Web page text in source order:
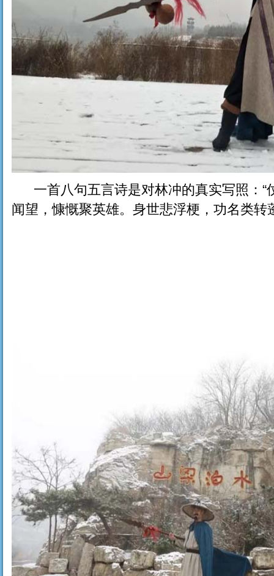
一首八句五言诗是对林冲的真实写照：“
闻望，慷慨聚英雄。身世悲浮梗，功名类转